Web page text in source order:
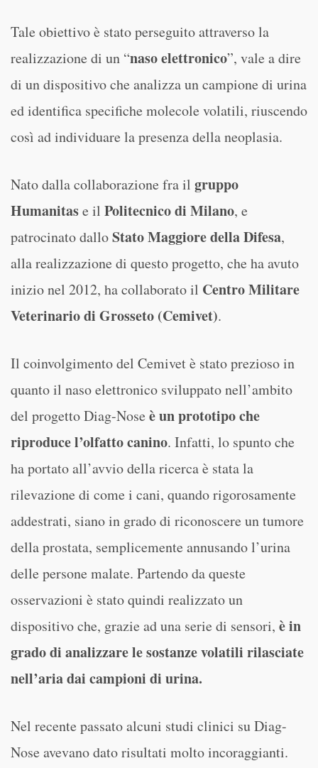
Tale obiettivo è stato perseguito attraverso la
realizzazione di un “naso elettronico”, vale a dire
di un dispositivo che analizza un campione di urina
ed identifica specifiche molecole volatili, riuscendo
così ad individuare la presenza della neoplasia.
Nato dalla collaborazione fra il gruppo
Humanitase il Politecnico di Milano, e
patrocinato dalloStato Maggiore della Difesa,
alla realizzazione di questo progetto, che ha avuto
inizio nel 2012, ha collaborato il Centro Militare
Veterinario di Grosseto (Cemivet).
Il coinvolgimento del Cemivet è stato prezioso in
quanto il naso elettronico sviluppato nell’ambito
del progetto Diag-Nose è un prototipo che
riproduce l’olfatto canino. Infatti, lo spunto che
ha portato all’avvio della ricerca è stata la
rilevazione di come i cani, quando rigorosamente
addestrati, siano in grado di riconoscere un tumore
della prostata, semplicemente annusando l’urina
delle persone malate. Partendo da queste
osservazioni è stato quindi realizzato un
dispositivo che, grazie ad una serie di sensori, è in
grado di analizzare le sostanze volatili rilasciate
nell’aria dai campioni di urina.
Nel recente passato alcuni studi clinici su Diag-
Nose avevano dato risultati molto incoraggianti.